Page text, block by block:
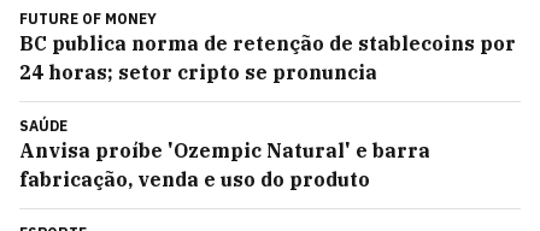
FUTURE OF MONEY
BC publica norma de retenção de stablecoins por
24 horas; setor cripto se pronuncia
SAÚDE
Anvisa proíbe 'Ozempic Natural' e barra
fabricação, venda e uso do produto